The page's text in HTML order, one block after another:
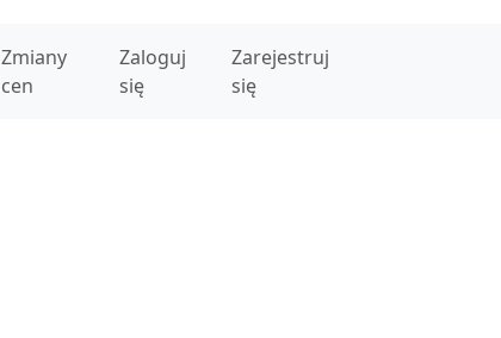
Zmiany
cen
Zaloguj
się
Zarejestruj
się